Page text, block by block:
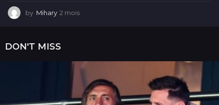
by Mihary 2 mois
DON'T MISS